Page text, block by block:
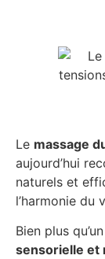
Le massage
aujourd’hui
naturels et
l’harmonie du
Bien plus
sensorielle et